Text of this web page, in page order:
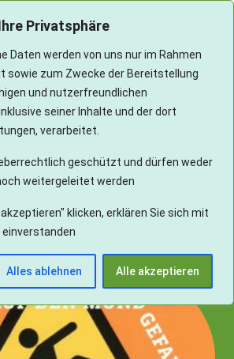
Privatsphäre
Daten werden von uns nur im Rahmen
sowie zum Zwecke der Bereitstellung
und nutzerfreundlichen
seiner Inhalte und der dort
verarbeitet.
geschützt und dürfen weder
weitergeleitet werden
klicken, erklären Sie sich mit
einverstanden
Alles ablehnen Alle akzeptieren
und Schlaganfall Baden-Württemberg e.V.
verliert,